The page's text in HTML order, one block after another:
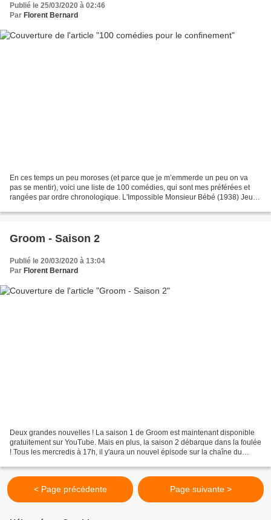
Publié le 25/03/2020 à 02:46
Par Florent Bernard
En ces temps un peu moroses (et parce que je m’emmerde un peu on va
pas se mentir), voici une liste de 100 comédies, qui sont mes préférées et
rangées par ordre chronologique. L'Impossible Monsieur Bébé (1938) Jeux
Groom - Saison 2
Publié le 20/03/2020 à 13:04
Par Florent Bernard
Deux grandes nouvelles ! La saison 1 de Groom est maintenant disponible
gratuitement sur YouTube. Mais en plus, la saison 2 débarque dans la foulée
! Tous les mercredis à 17h, il y'aura un nouvel épisode sur la chaîne du
< Page précédente Page suivante >